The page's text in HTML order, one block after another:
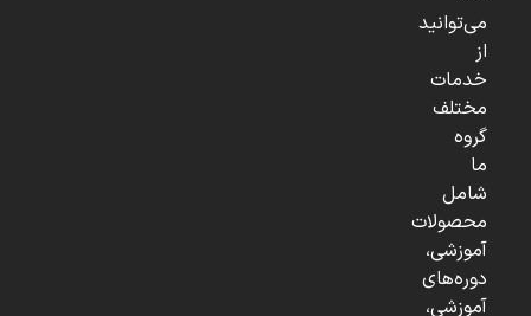
می‌توانید
از
خدمات
مختلف
گروه
ما
شامل
محصولات
آموزشی،
دوره‌های
آموزشی،